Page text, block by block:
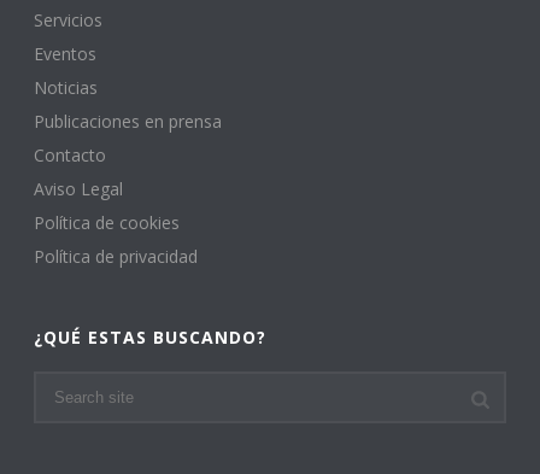
Servicios
Eventos
Noticias
Publicaciones en prensa
Contacto
Aviso Legal
Política de cookies
Política de privacidad
¿QUÉ ESTAS BUSCANDO?